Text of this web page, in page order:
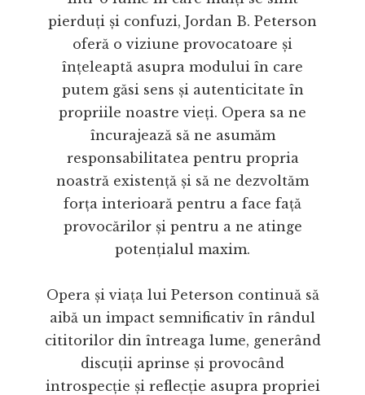
pierduți și confuzi, Jordan B. Peterson
oferă o viziune provocatoare și
înțeleaptă asupra modului în care
putem găsi sens și autenticitate în
propriile noastre vieți. Opera sa ne
încurajează să ne asumăm
responsabilitatea pentru propria
noastră existență și să ne dezvoltăm
forța interioară pentru a face față
provocărilor și pentru a ne atinge
potențialul maxim.
Opera și viața lui Peterson continuă să
aibă un impact semnificativ în rândul
cititorilor din întreaga lume, generând
discuții aprinse și provocând
introspecție și reflecție asupra propriei